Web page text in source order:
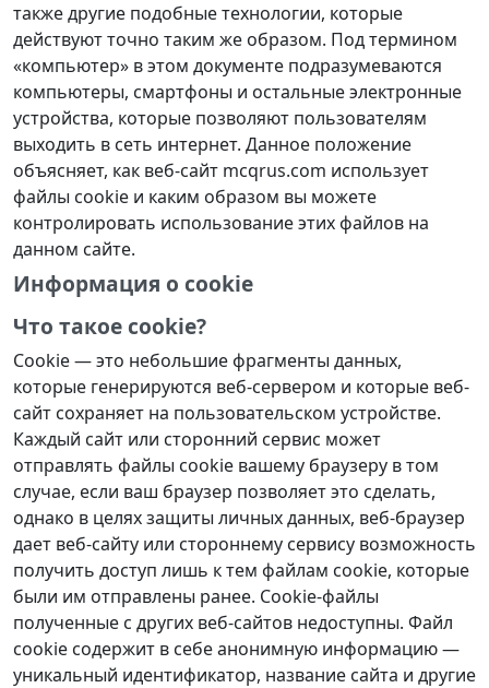
также другие подобные технологии, которые
действуют точно таким же образом. Под термином
«компьютер» в этом документе подразумеваются
компьютеры, смартфоны и остальные электронные
устройства, которые позволяют пользователям
выходить в сеть интернет. Данное положение
объясняет, как веб-сайт mcqrus.com использует
файлы cookie и каким образом вы можете
контролировать использование этих файлов на
данном сайте.
Информация о cookie
Что такое cookie?
Cookie — это небольшие фрагменты данных,
которые генерируются веб-сервером и которые веб-
сайт сохраняет на пользовательском устройстве.
Каждый сайт или сторонний сервис может
отправлять файлы cookie вашему браузеру в том
случае, если ваш браузер позволяет это сделать,
однако в целях защиты личных данных, веб-браузер
дает веб-сайту или стороннему сервису возможность
получить доступ лишь к тем файлам cookie, которые
были им отправлены ранее. Cookie-файлы
полученные с других веб-сайтов недоступны. Файл
cookie содержит в себе анонимную информацию —
уникальный идентификатор, название сайта и другие